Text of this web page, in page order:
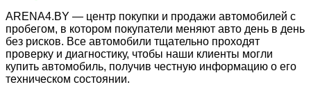
ARENA4.BY — центр покупки и продажи автомобилей с
пробегом, в котором покупатели меняют авто день в день
без рисков. Все автомобили тщательно проходят
проверку и диагностику, чтобы наши клиенты могли
купить автомобиль, получив честную информацию о его
техническом состоянии.